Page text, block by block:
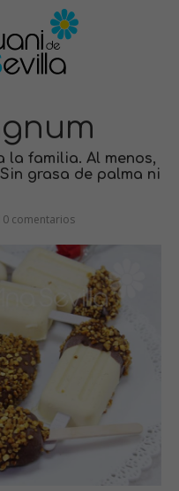
la familia. Al menos,
grasa de palma ni
comentarios